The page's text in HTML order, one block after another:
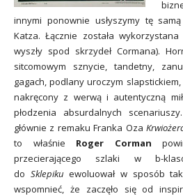
innymi ponownie usłyszymy tę
Katza. Łącznie została
wyszły spod skrzydeł Cormana).
sitcomowym sznycie, tandetny,
gagach, podlany uroczym
nakręcony z werwą i autentyczną
płodzenia absurdalnych
głównie z remaku Franka Oza
to właśnie Roger Corman
przecierającego szlaki w b-
do Sklepikuewoluował w sposób
wspomnieć, że zaczęło się od